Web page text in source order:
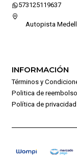
573125119637
Autopista
INFORMACIÓN
Términos y
Politica de reembolso
Política de